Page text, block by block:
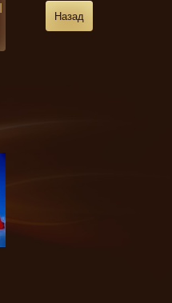
Назад